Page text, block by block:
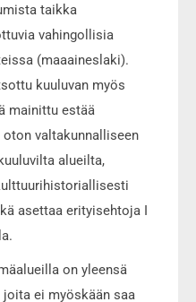
taikka
vahingollisia
(maaaineslaki).
kuuluvan myös
mainittu estää
oton valtakunnalliseen
alueilta,
asettaa erityisehtoja I
on yleensä
ei myöskään saa